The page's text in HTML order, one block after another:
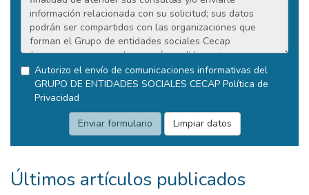
Autorizo el envío de comunicaciones informativas del
GRUPO DE ENTIDADES SOCIALES CECAP Política de
Privacidad
Últimos artículos publicados